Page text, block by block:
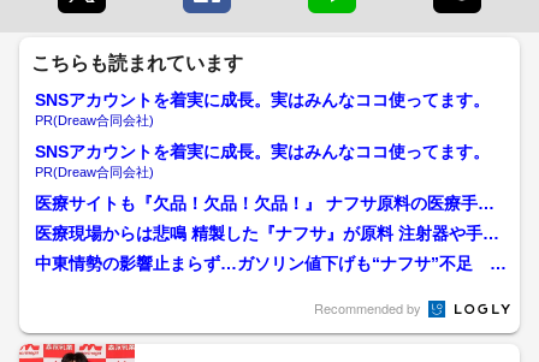
こちらも読まれています
SNSアカウントを着実に成長。実はみんなココ使ってます。
PR(Dreaw合同会社)
SNSアカウントを着実に成長。実はみんなココ使ってます。
PR(Dreaw合同会社)
医療サイトも『欠品！欠品！欠品！』 ナフサ原料の医療手袋
など入荷なく 歯科治療も...
医療現場からは悲鳴 精製した『ナフサ』が原料 注射器や手袋
が大幅に値上げ 原油不...
中東情勢の影響止まらず…ガソリン値下げも“ナフサ”不足 介
Recommended by